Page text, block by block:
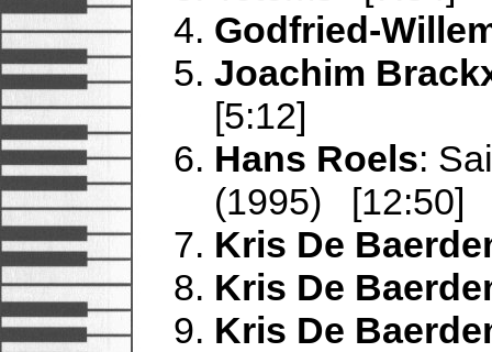
Godfried-
Joachim
[5:12]
Hans Roels:
(1995) [12:50]
Kris De
Kris De
Kris De